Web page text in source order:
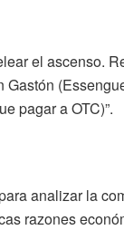
el ascenso.
pagar a OTC)”.
analizar la
razones